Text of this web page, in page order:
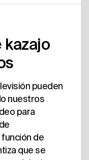
kazajo
pueden
nuestros
para
de
que se